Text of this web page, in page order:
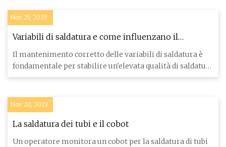
Nov 25, 2023
Variabili di saldatura e come influenzano il
processo di fabbricazione
Il mantenimento corretto delle variabili di saldatura è
fondamentale per stabilire un'elevata qualità di saldatura
in q
Nov 20, 2023
La saldatura dei tubi e il cobot
Un operatore monitora un cobot per la saldatura di tubi